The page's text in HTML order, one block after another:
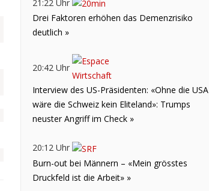
21:22 Uhr
Drei Faktoren erhöhen das Demenzrisiko
deutlich »
20:42 Uhr
Interview des US-Präsidenten: «Ohne die USA
wäre die Schweiz kein Eliteland»: Trumps
neuster Angriff im Check »
20:12 Uhr
Burn-out bei Männern – «Mein grösstes
Druckfeld ist die Arbeit» »